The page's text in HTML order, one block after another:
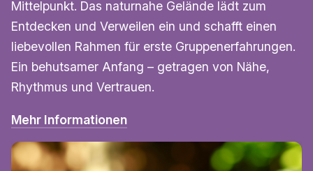
Mittelpunkt. Das naturnahe Gelände lädt zum
Entdecken und Verweilen ein und schafft einen
liebevollen Rahmen für erste Gruppenerfahrungen.
Ein behutsamer Anfang – getragen von Nähe,
Rhythmus und Vertrauen.
Mehr Informationen